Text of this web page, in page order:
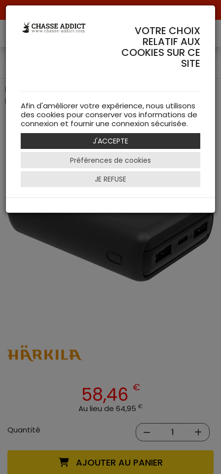
Batterie Externe pour veste chauffante Härkila (Power
Bank)
58,46 €
Au lieu de 64,95 €
Quantité
AJOUTER AU PANIER
VOTRE CHOIX
RELATIF AUX
COOKIES SUR CE
SITE
Afin d'améliorer votre expérience, nous utilisons
des cookies pour conserver vos informations de
connexion et fournir une connexion sécurisée.
J'ACCEPTE
Préférences de cookies
JE REFUSE